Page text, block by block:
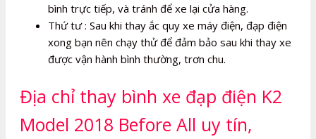
bình trực tiếp, và tránh để xe lại cửa hàng.
Thứ tư : Sau khi thay ắc quy xe máy điện, đạp điện
xong bạn nên chạy thử để đảm bảo sau khi thay xe
được vận hành bình thường, trơn chu.
Địa chỉ thay bình xe đạp điện K2
Model 2018 Before All uy tín,